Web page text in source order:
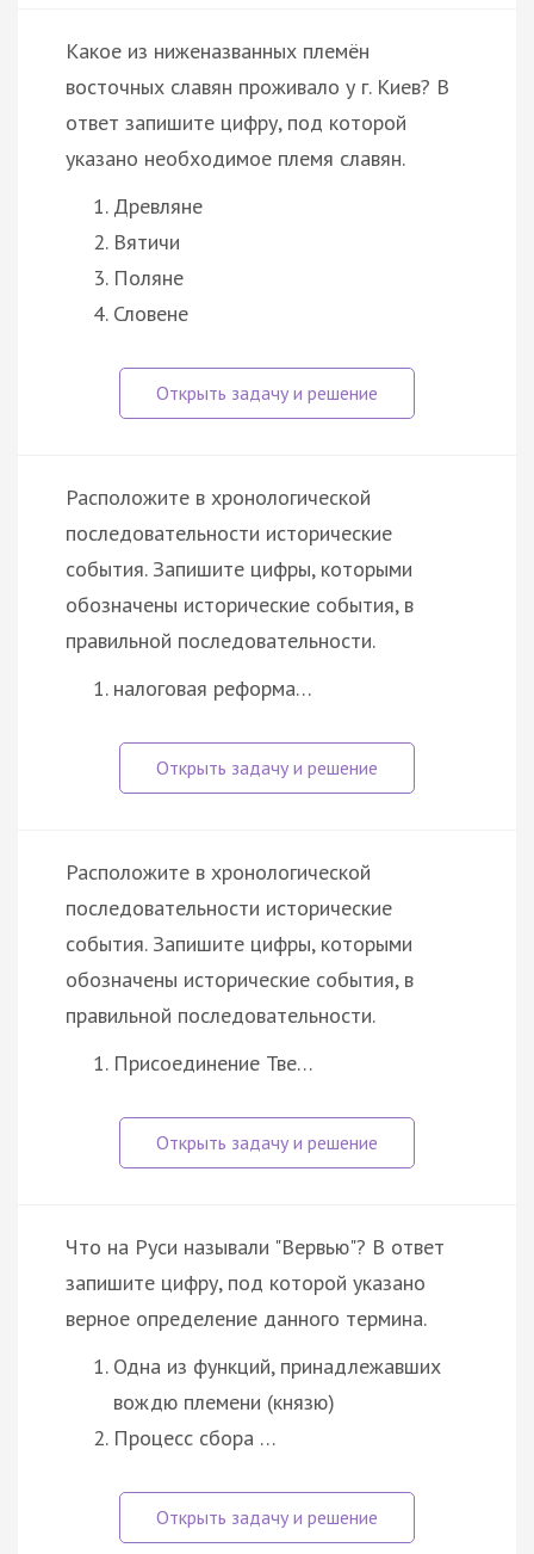
Какое из ниженазванных племён
восточных славян проживало у г. Киев? В
ответ запишите цифру, под которой
указано необходимое племя славян.
Древляне
Вятичи
Поляне
Словене
Расположите в хронологической
последовательности исторические
события. Запишите цифры, которыми
обозначены исторические события, в
правильной последовательности.
налоговая реформа…
Расположите в хронологической
последовательности исторические
события. Запишите цифры, которыми
обозначены исторические события, в
правильной последовательности.
Присоединение Тве…
Что на Руси называли "Вервью"? В ответ
запишите цифру, под которой указано
верное определение данного термина.
Одна из функций, принадлежавших
вождю племени (князю)
Процесс сбора …